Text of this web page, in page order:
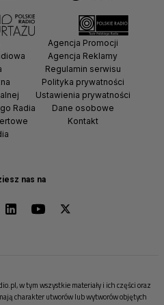
nas na
Radia
Agencja Promocji
Agencja Reklamy
Regulamin serwisu
Polityka prywatności
Ustawienia prywatności
Dane osobowe
Kontakt
w tym wszystkie materiały i ich części oraz
charakter utworów lub wytworów objętych